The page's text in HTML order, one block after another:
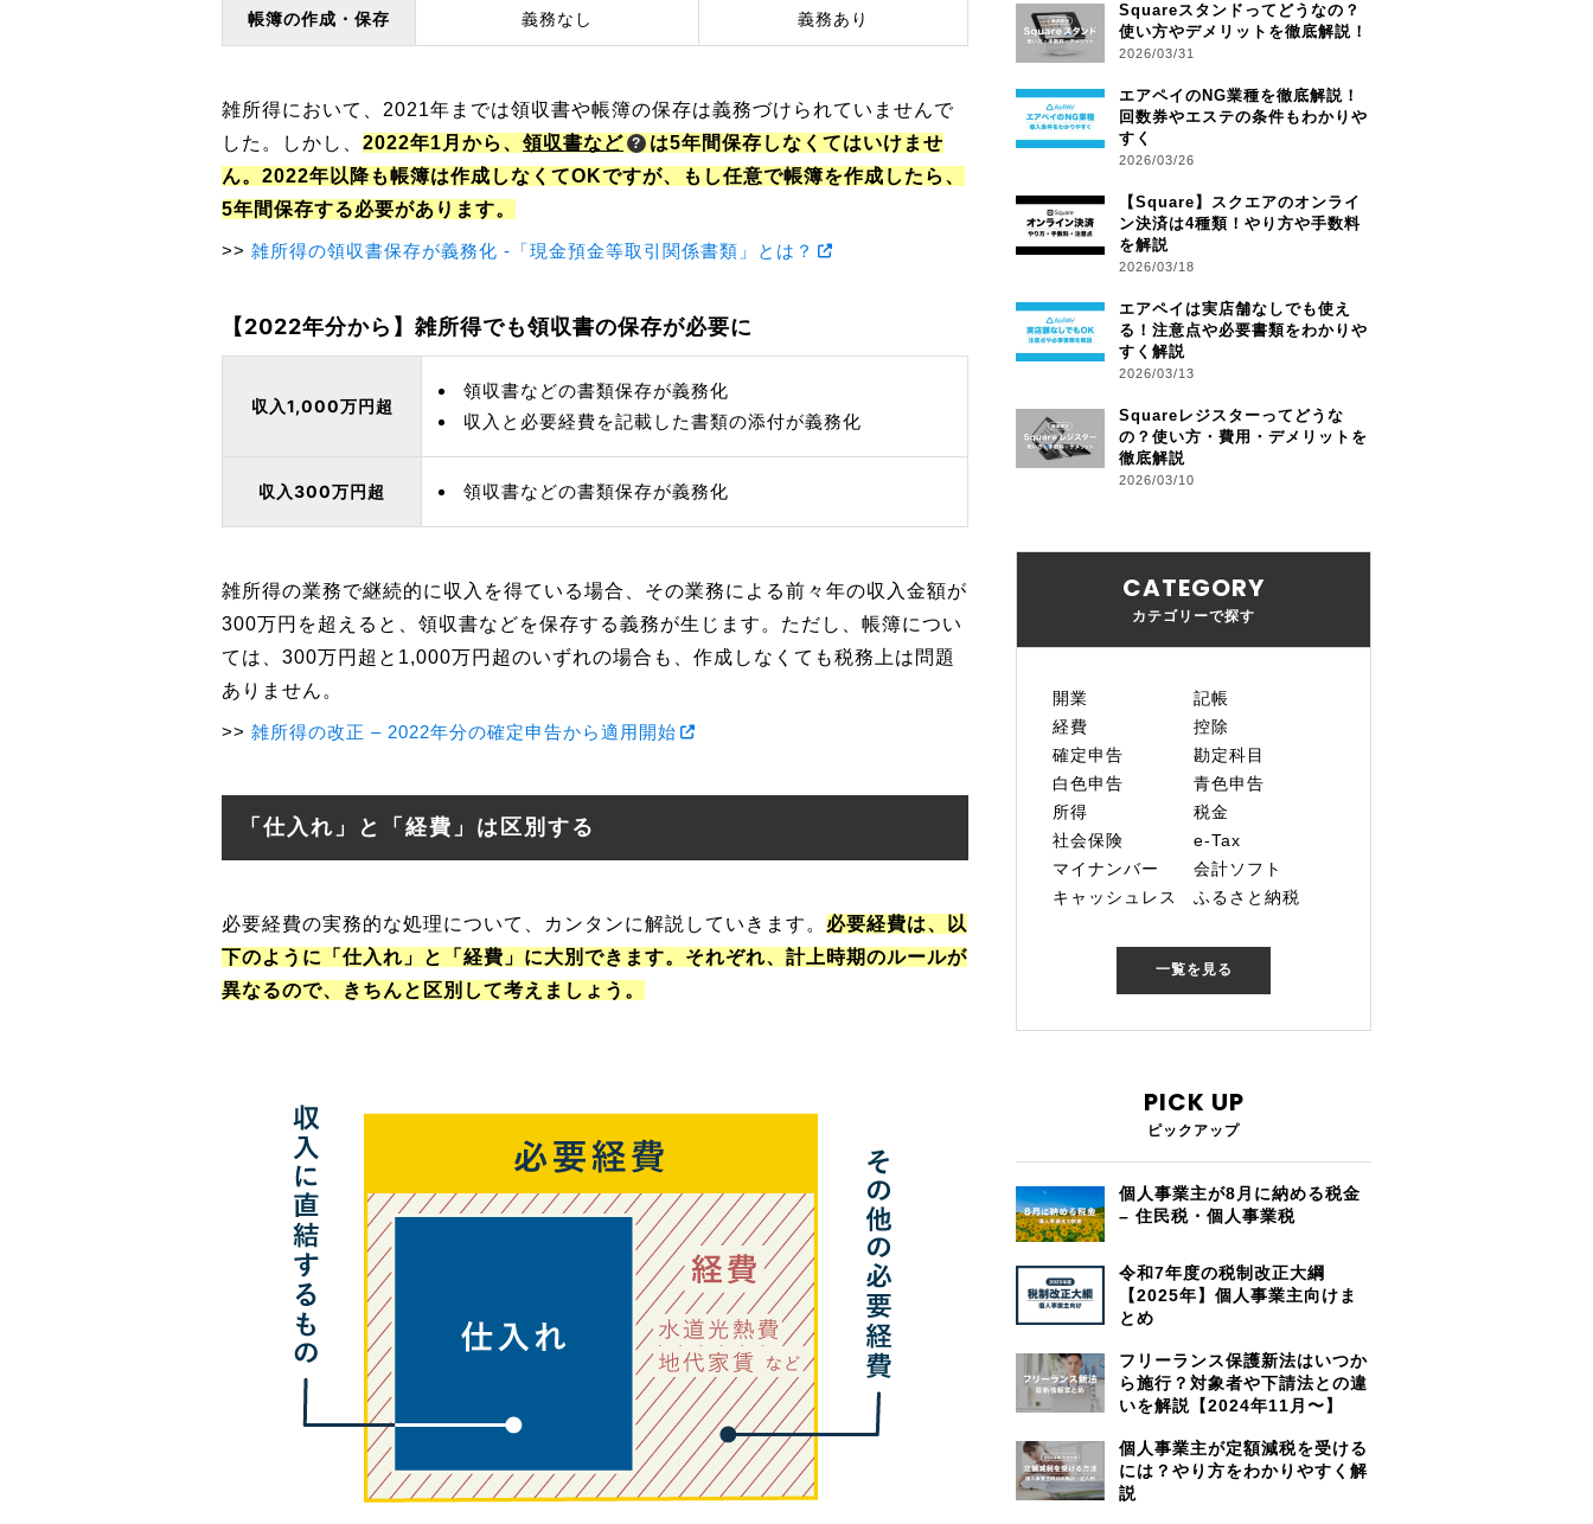
帳簿の作成・保存 義務なし 義務あり
雑所得において、2021年までは領収書や帳簿の保存は義務づけられていませんで
した。しかし、 2022年1月から、 領収書など
は5年間保存しなくてはいけませ
ん。2022年以降も帳簿は作成しなくてOKですが、もし任意で帳簿を作成したら、
5年間保存する必要があります。
雑所得の領収書保存が義務化 -「現金預金等取引関係書類」とは？
【2022年分から】雑所得でも領収書の保存が必要に
収入1,000万円超
領収書などの書類保存が義務化
収入と必要経費を記載した書類の添付が義務化
収入300万円超 領収書などの書類保存が義務化
雑所得の業務で継続的に収入を得ている場合、その業務による前々年の収入金額が
300万円を超えると、領収書などを保存する義務が生じます。ただし、帳簿につい
ては、300万円超と1,000万円超のいずれの場合も、作成しなくても税務上は問題
ありません。
雑所得の改正 – 2022年分の確定申告から適用開始
「仕入れ」と「経費」は区別する
必要経費の実務的な処理について、カンタンに解説していきます。 必要経費は、以
下のように「仕入れ」と「経費」に大別できます。それぞれ、計上時期のルールが
異なるので、きちんと区別して考えましょう。
Squareスタンドってどうなの？
使い方やデメリットを徹底解説！
2026/03/31
エアペイのNG業種を徹底解説！
回数券やエステの条件もわかりや
すく
2026/03/26
【Square】スクエアのオンライ
ン決済は4種類！やり方や手数料
を解説
2026/03/18
エアペイは実店舗なしでも使え
る！注意点や必要書類をわかりや
すく解説
2026/03/13
Squareレジスターってどうな
の？使い方・費用・デメリットを
徹底解説
2026/03/10
CATEGORY
カテゴリーで探す
開業
記帳
経費
控除
確定申告
勘定科目
白色申告
青色申告
所得
税金
社会保険
e-Tax
マイナンバー
会計ソフト
キャッシュレス
ふるさと納税
一覧を見る
PICK UP
ピックアップ
個人事業主が8月に納める税金
– 住民税・個人事業税
令和7年度の税制改正大綱
【2025年】個人事業主向けま
とめ
フリーランス保護新法はいつか
ら施行？対象者や下請法との違
いを解説【2024年11月〜】
個人事業主が定額減税を受ける
には？やり方をわかりやすく解
説